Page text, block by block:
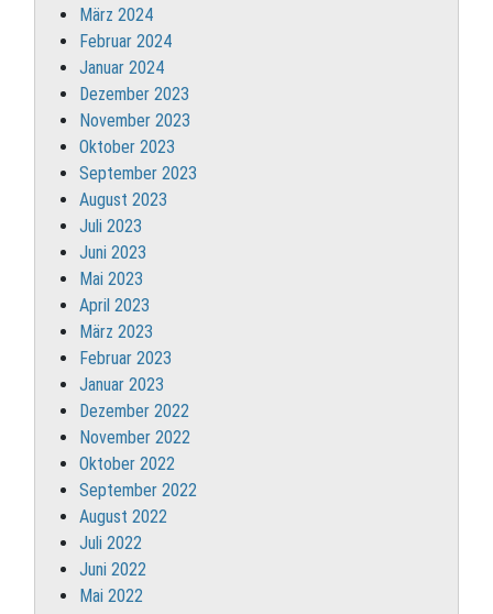
März 2024
Februar 2024
Januar 2024
Dezember 2023
November 2023
Oktober 2023
September 2023
August 2023
Juli 2023
Juni 2023
Mai 2023
April 2023
März 2023
Februar 2023
Januar 2023
Dezember 2022
November 2022
Oktober 2022
September 2022
August 2022
Juli 2022
Juni 2022
Mai 2022